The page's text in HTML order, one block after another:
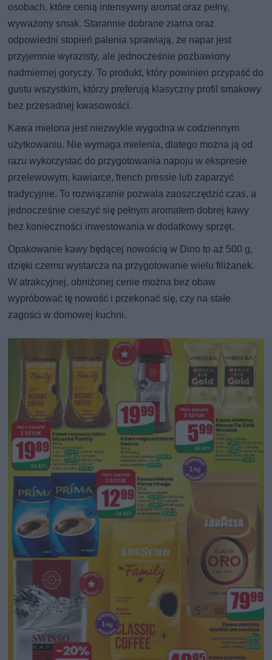
osobach, które cenią intensywny aromat oraz pełny,
wyważony smak. Starannie dobrane ziarna oraz
odpowiedni stopień palenia sprawiają, że napar jest
przyjemnie wyrazisty, ale jednocześnie pozbawiony
nadmiernej goryczy. To produkt, który powinien przypaść do
gustu wszystkim, którzy preferują klasyczny profil smakowy
bez przesadnej kwasowości.
Kawa mielona jest niezwykle wygodna w codziennym
użytkowaniu. Nie wymaga mielenia, dlatego można ją od
razu wykorzystać do przygotowania napoju w ekspresie
przelewowym, kawiarce, french pressie lub zaparzyć
tradycyjnie. To rozwiązanie pozwala zaoszczędzić czas, a
jednocześnie cieszyć się pełnym aromatem dobrej kawy
bez konieczności inwestowania w dodatkowy sprzęt.
Opakowanie kawy będącej nowością w Dino to aż 500 g,
dzięki czemu wystarcza na przygotowanie wielu filiżanek.
W atrakcyjnej, obniżonej cenie można bez obaw
wypróbować tę nowość i przekonać się, czy na stałe
zagości w domowej kuchni.